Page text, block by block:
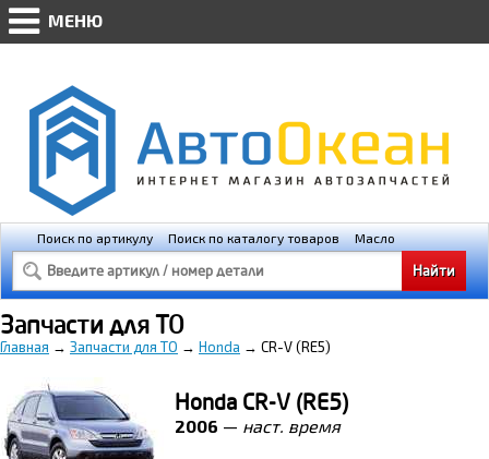
МЕНЮ
Поиск по артикулу Поиск по каталогу товаров
Масло
Освещение
Свечи зажигания
Запчасти для ТО
Главная → Запчасти для ТО → Honda → CR-V (RE5)
Honda CR-V (RE5)
2006 — наст. время